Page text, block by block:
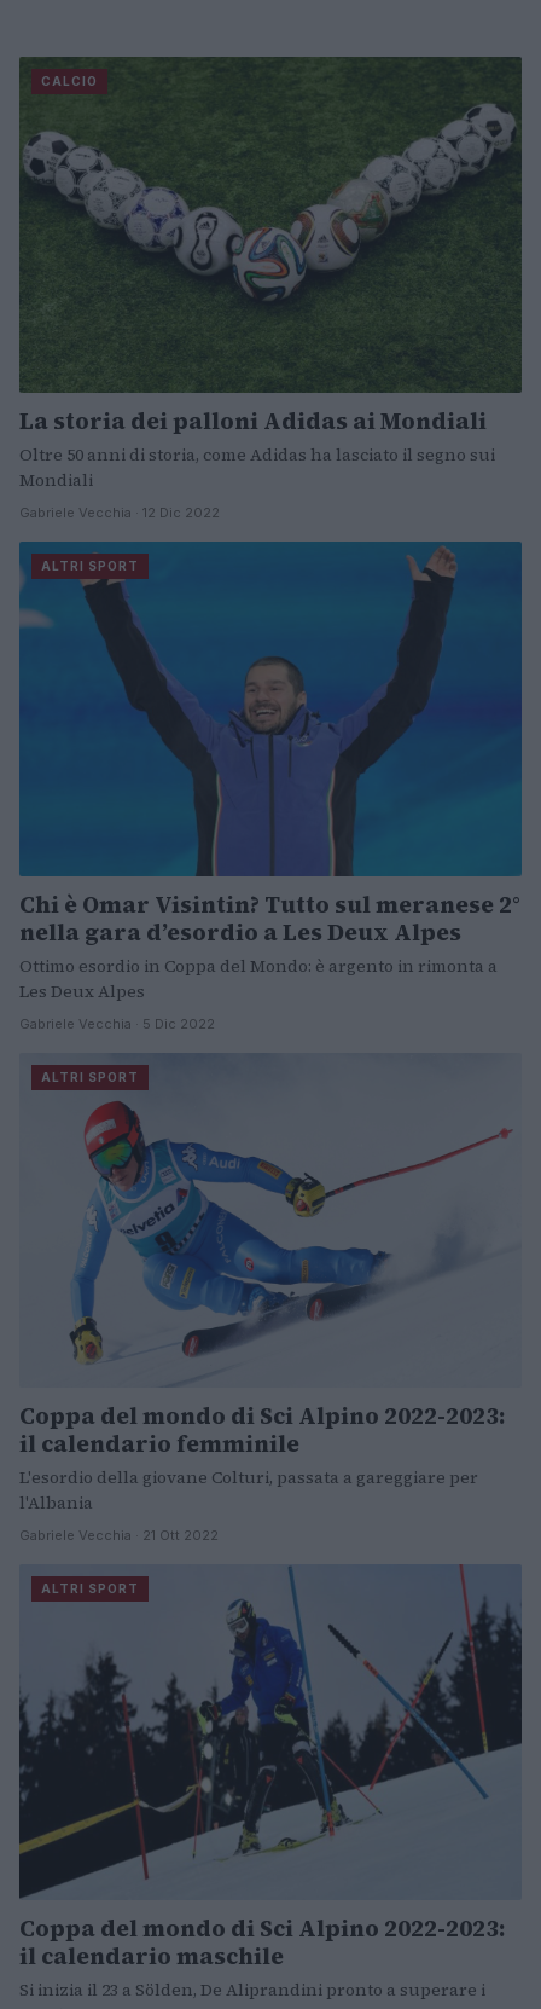
CALCIO
La storia dei palloni Adidas ai Mondiali
Oltre 50 anni di storia, come Adidas ha lasciato il segno sui
Mondiali
Gabriele Vecchia · 12 Dic 2022
ALTRI SPORT
Chi è Omar Visintin? Tutto sul meranese 2°
nella gara d’esordio a Les Deux Alpes
Ottimo esordio in Coppa del Mondo: è argento in rimonta a
Les Deux Alpes
Gabriele Vecchia · 5 Dic 2022
ALTRI SPORT
Coppa del mondo di Sci Alpino 2022-2023:
il calendario femminile
L'esordio della giovane Colturi, passata a gareggiare per
l'Albania
Gabriele Vecchia · 21 Ott 2022
ALTRI SPORT
Coppa del mondo di Sci Alpino 2022-2023:
il calendario maschile
Si inizia il 23 a Sölden, De Aliprandini pronto a superare i